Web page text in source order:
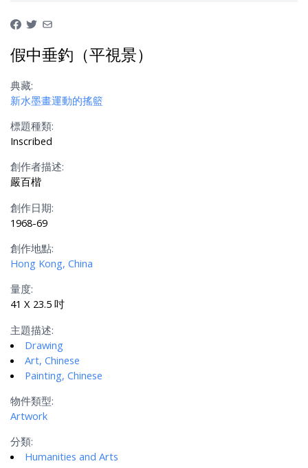
假中垂釣（平視景）
典藏:
新水墨畫運動的搖籃
標題種類:
Inscribed
創作者描述:
嚴百楷
創作日期:
1968-69
創作地點:
Hong Kong, China
量度:
41 X 23.5 吋
主題描述:
Drawing
Art, Chinese
Painting, Chinese
物件類型:
Artwork
分類:
Humanities and Arts